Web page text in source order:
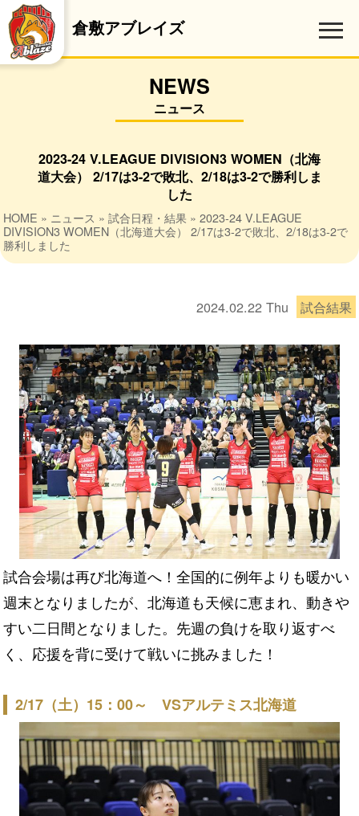
倉敷アブレイズ
NEWS
ニュース
2023-24 V.LEAGUE DIVISION3 WOMEN（北海
道大会） 2/17は3-2で敗北、2/18は3-2で勝利しま
した
HOME » ニュース »試合日程・結果 » 2023-24 V.LEAGUE
DIVISION3 WOMEN（北海道大会） 2/17は3-2で敗北、2/18は3-2で
勝利しました
2024.02.22 Thu 試合結果
試合会場は再び北海道へ！全国的に例年よりも暖かい
週末となりましたが、北海道も天候に恵まれ、動きや
すい二日間となりました。先週の負けを取り返すべ
く、応援を背に受けて戦いに挑みました！
2/17（土）15：00～ VSアルテミス北海道